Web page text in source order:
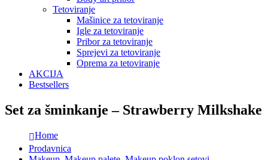
Tetoviranje
Mašinice za tetoviranje
Igle za tetoviranje
Pribor za tetoviranje
Sprejevi za tetoviranje
Oprema za tetoviranje
AKCIJA
Bestsellers
Set za šminkanje – Strawberry Milkshake
Home
Prodavnica